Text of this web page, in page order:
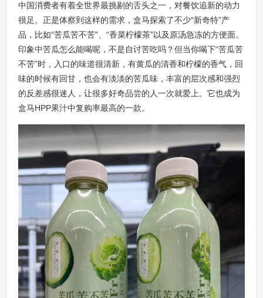
中国消费者有着全世界最挑剔的舌头之一，对餐饮追新的动力
很足。正是体察到这样的需求，盒马探索了不少“新奇特”产
品，比如“苦瓜苦不苦”、“香菜柠檬茶”以及原汤急冻的方便面。
印象中苦瓜怎么能喝呢，不是自讨苦吃吗？但当你喝下“苦瓜苦
不苦”时，入口的味道很清新，有黄瓜的清香和柠檬的香气，回
味的时候有回甘，也会有淡淡的苦瓜味，丰富的层次感和强烈
的反差感很迷人，让很多好奇品尝的人一次就爱上。它也成为
盒马HPP果汁中复购率最高的一款。